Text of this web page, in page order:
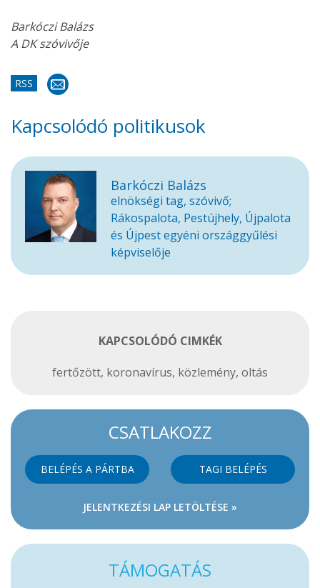
Barkóczi Balázs
A DK szóvivője
RSS
Kapcsolódó politikusok
Barkóczi Balázs
elnökségi tag, szóvivő;
Rákospalota, Pestújhely, Újpalota
és Újpest egyéni országgyűlési
képviselője
KAPCSOLÓDÓ CIMKÉK
fertőzött, koronavírus, közlemény, oltás
CSATLAKOZZ
BELÉPÉS A PÁRTBA TAGI BELÉPÉS
JELENTKEZÉSI LAP LETÖLTÉSE »
TÁMOGATÁS